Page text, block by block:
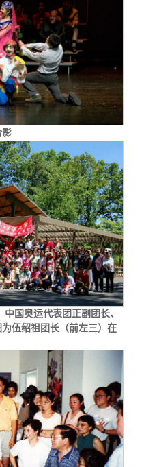
影
国奥运代表团正副团长、
伍绍祖团长（前左三）在